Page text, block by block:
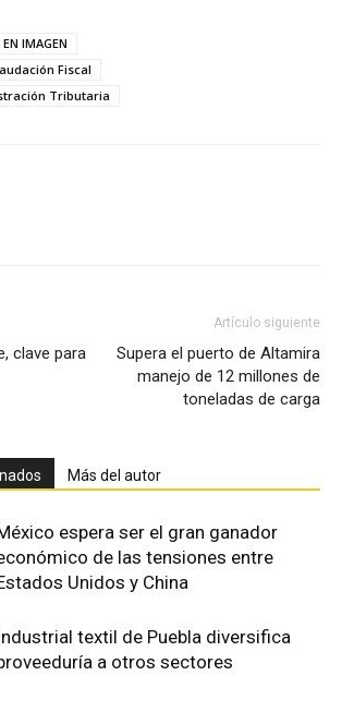
IMAGEN
Fiscal
Tributaria
clave para
Artículo siguiente
Supera el puerto de Altamira
manejo de 12 millones de
toneladas de carga
Más del autor
espera ser el gran ganador
de las tensiones entre
Unidos y China
textil de Puebla diversifica
a otros sectores